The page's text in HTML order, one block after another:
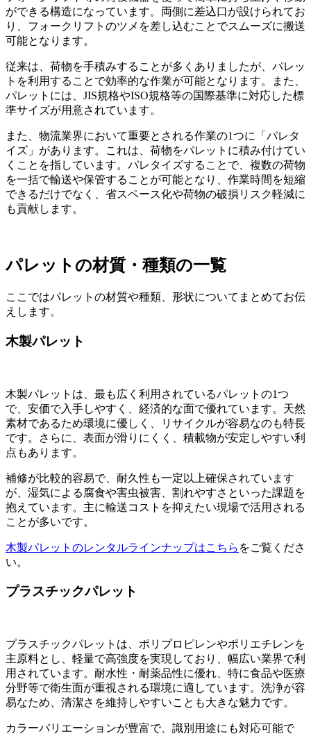
ができる構造になっています。両側に差込口が設けられてお
り、フォークリフトのツメを差し込むことでスムーズに搬送
可能となります。
従来は、荷物を手積みすることが多くありましたが、パレッ
トを利用することで効率的な作業が可能となります。また、
パレットには、JIS規格やISO規格等の国際基準に対応した標
準サイズが用意されています。
また、物流業界において重要とされる作業の1つに「パレタ
イズ」があります。これは、荷物をパレットに積み付けてい
くことを指しています。パレタイズすることで、複数の荷物
を一括で輸送や保管することが可能となり、作業時間を短縮
できるだけでなく、省スペース化や荷物の破損リスク軽減に
も貢献します。
パレットの材質・種類の一覧
ここではパレットの材質や種類、形状についてまとめてお伝
えします。
木製パレット
木製パレットは、最も広く利用されているパレットの1つ
で、安価で入手しやすく、経済的な面で優れています。天然
素材であるため環境に優しく、リサイクルが容易なのも特長
です。さらに、表面が滑りにくく、積載物が安定しやすい利
点もあります。
補修が比較的容易で、耐久性も一定以上確保されています
が、湿気による腐食や害虫被害、割れやすさといった課題を
抱えています。主に輸送コストを抑えたい現場で活用される
ことが多いです。
木製パレットのレンタルラインナップはこちら をご覧くださ
い。
プラスチックパレット
プラスチックパレットは、ポリプロピレンやポリエチレンを
主原料とし、軽量で高強度を実現しており、幅広い業界で利
用されています。耐水性・耐薬品性に優れ、特に食品や医療
分野等で衛生面が重視される環境に適しています。洗浄が容
易なため、清潔さを維持しやすいことも大きな魅力です。
カラーバリエーションが豊富で、識別用途にも対応可能で